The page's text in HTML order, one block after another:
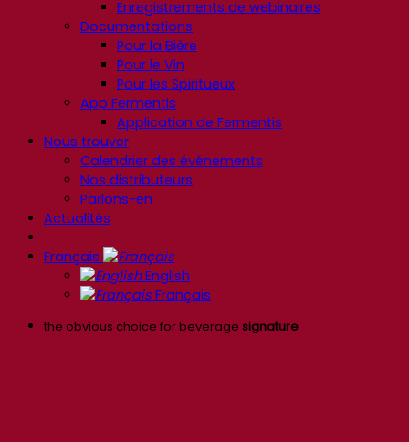
Enregistrements de webinaires
Documentations
Pour la Bière
Pour le Vin
Pour les Spiritueux
App Fermentis
Application de Fermentis
Nous trouver
Calendrier des événements
Nos distributeurs
Parlons-en
Actualités
Français
English
Français
the obvious choice for beverage signature